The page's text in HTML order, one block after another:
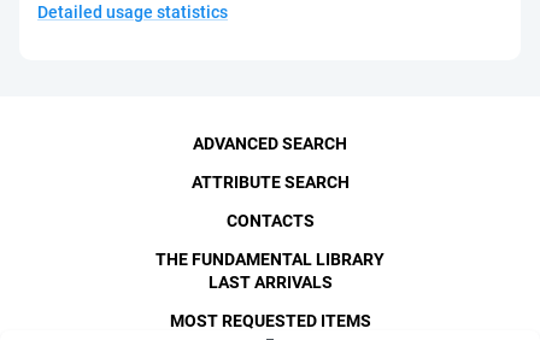
Detailed usage statistics
ADVANCED SEARCH
ATTRIBUTE SEARCH
CONTACTS
THE FUNDAMENTAL LIBRARY
LAST ARRIVALS
MOST REQUESTED ITEMS